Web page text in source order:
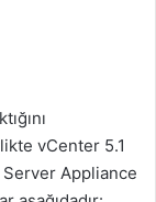
vCenter 5.1
Server Appliance